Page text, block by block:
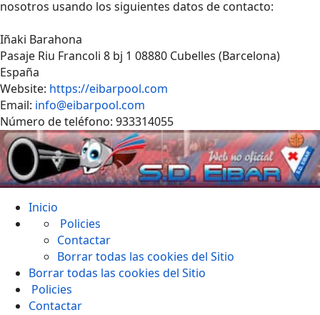
nosotros usando los siguientes datos de contacto:
Iñaki Barahona
Pasaje Riu Francoli 8 bj 1 08880 Cubelles (Barcelona)
España
Website: https://eibarpool.com
Email: info@eibarpool.com
Número de teléfono: 933314055
Inicio
Policies
Contactar
Borrar todas las cookies del Sitio
Borrar todas las cookies del Sitio
Policies
Contactar